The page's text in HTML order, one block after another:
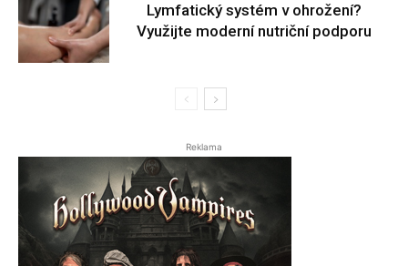
Lymfatický systém v ohrožení?
Využijte moderní nutriční podporu
Reklama